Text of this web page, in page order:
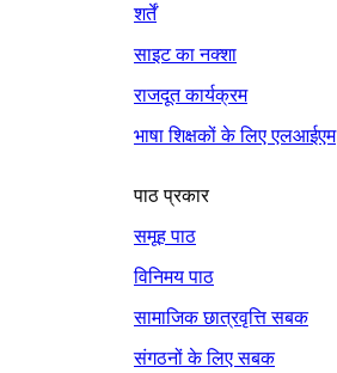
शर्तें
साइट का नक्शा
राजदूत कार्यक्रम
भाषा शिक्षकों के लिए एलआईएम
पाठ प्रकार
समूह पाठ
विनिमय पाठ
सामाजिक छात्रवृत्ति सबक
संगठनों के लिए सबक